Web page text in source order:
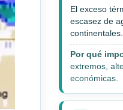
El exceso
escasez de
continentales.
Por qué
extremos,
económicas.